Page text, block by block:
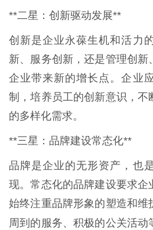
**二星：创新驱动发展**
创新是企业永葆生机和活力
新、服务创新，还是管理创新
企业带来新的增长点。企业
制，培养员工的创新意识，不
的多样化需求。
**三星：品牌建设常态化**
品牌是企业的无形资产，也
现。常态化的品牌建设要求企
始终注重品牌形象的塑造和维
周到的服务、积极的公关活动